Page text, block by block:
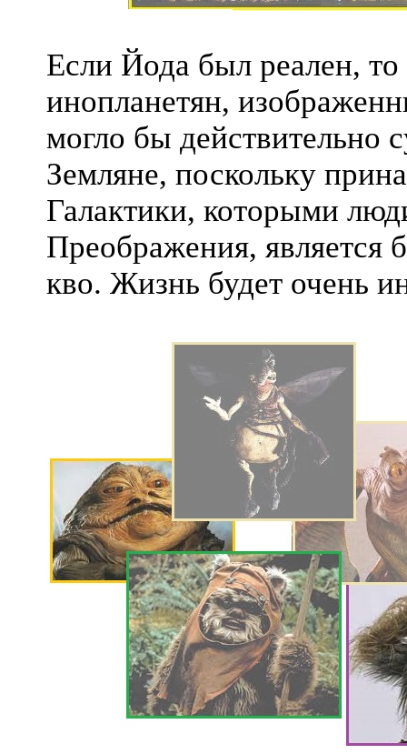
Если Йода был реален,
инопланетян,
могло бы действительно
Земляне, поскольку
Галактики, которыми
Преображения, является
кво. Жизнь будет очень